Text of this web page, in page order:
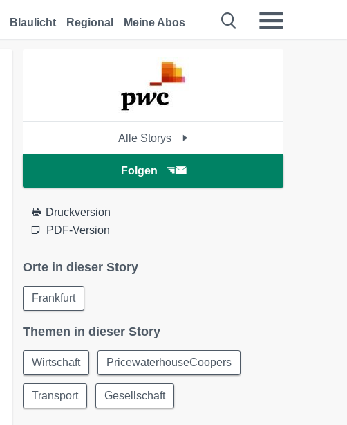
Blaulicht Regional Meine Abos
Alle Storys
Folgen
Druckversion
PDF-Version
Orte in dieser Story
Frankfurt
Themen in dieser Story
Wirtschaft PricewaterhouseCoopers
Transport Gesellschaft